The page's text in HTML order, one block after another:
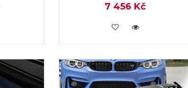
7 456 Kč
KOUPIT